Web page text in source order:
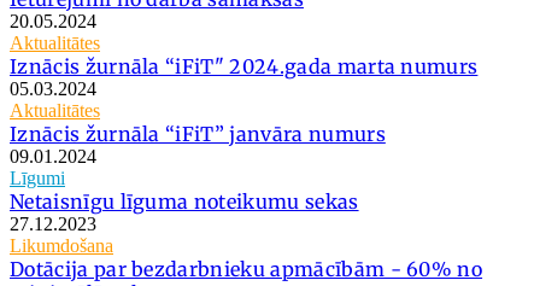
20.05.2024
Aktualitātes
Iznācis žurnāla “iFiT" 2024.gada marta numurs
05.03.2024
Aktualitātes
Iznācis žurnāla “iFiT” janvāra numurs
09.01.2024
Līgumi
Netaisnīgu līguma noteikumu sekas
27.12.2023
Likumdošana
Dotācija par bezdarbnieku apmācībām - 60% no